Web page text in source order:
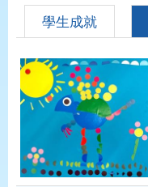
學生成就